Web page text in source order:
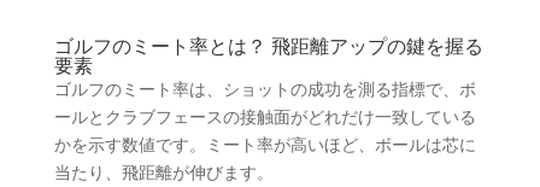
ゴルフのミート率とは？ 飛距離アップの鍵を握る
要素
ゴルフのミート率は、ショットの成功を測る指標で、ボ
ールとクラブフェースの接触面がどれだけ一致している
かを示す数値です。ミート率が高いほど、ボールは芯に
当たり、飛距離が伸びます。